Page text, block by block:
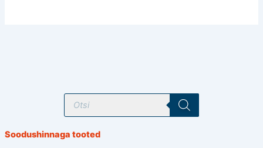
T
o
t
Soodushinnaga tooted